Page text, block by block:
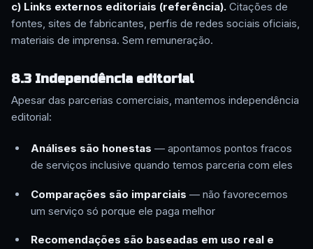
c) Links externos editoriais (referência). Citações de
fontes, sites de fabricantes, perfis de redes sociais oficiais,
materiais de imprensa. Sem remuneração.
8.3 Independência editorial
Apesar das parcerias comerciais, mantemos independência
editorial:
Análises são honestas — apontamos pontos fracos
de serviços inclusive quando temos parceria com eles
Comparações são imparciais — não favorecemos
um serviço só porque ele paga melhor
Recomendações são baseadas em uso real e